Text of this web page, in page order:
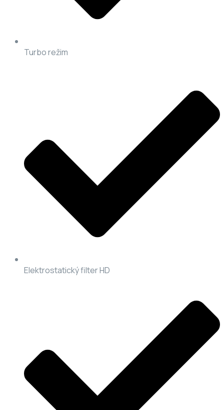
Turbo režim
Elektrostatický filter HD